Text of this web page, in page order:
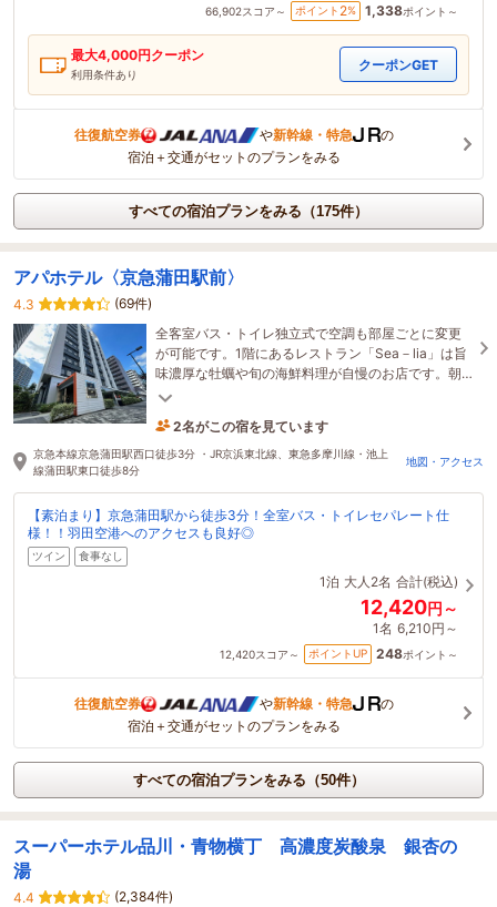
66,902スコア～ ポイント 2% 1,338ポイント～
最大4,000円クーポン
利用条件あり
クーポンGET
往復航空券 や新幹線・特急
の
宿泊＋交通がセットのプランをみる
すべての宿泊プランをみる（175件）
アパホテル〈京急蒲田駅前〉
4.3
(69件)
全客室バス・トイレ独立式で空調も部屋ごとに変更
が可能です。1階にあるレストラン「Sea－lia」は旨
味濃厚な牡蠣や旬の海鮮料理が自慢のお店です。朝
食でも数量限定で海鮮ビン丼を提供しております。
2名がこの宿を見ています
29分前に予約されました
京急本線京急蒲田駅西口徒歩3分 ・JR京浜東北線、東急多摩川線・池上
線蒲田駅東口徒歩8分
地図・アクセス
【素泊まり】京急蒲田駅から徒歩3分！全室バス・トイレセパレート仕
様！！羽田空港へのアクセスも良好◎
ツイン 食事なし
1泊 大人2名 合計(税込)
12,420円～
1名 6,210円～
12,420スコア～ ポイントUP 248ポイント～
往復航空券 や新幹線・特急
の
宿泊＋交通がセットのプランをみる
すべての宿泊プランをみる（50件）
スーパーホテル品川・青物横丁 高濃度炭酸泉 銀杏の
湯
4.4
(2,384件)